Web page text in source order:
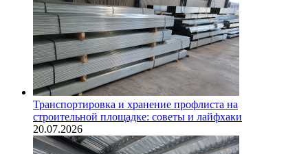
Транспортировка и хранение профлиста на
строительной площадке: советы и лайфхаки
20.07.2026